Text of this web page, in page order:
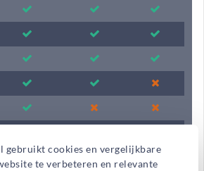
gebruikt cookies en vergelijkbare
te verbeteren en relevante